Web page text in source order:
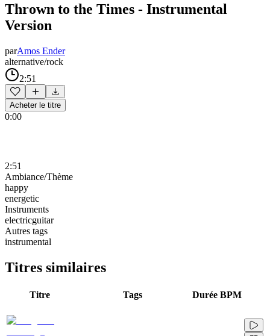
Thrown to the Times - Instrumental
Version
parAmos Ender
alternative/rock
2:51
Acheter le titre
0:00
2:51
Ambiance/Thème
happy
energetic
Instruments
electricguitar
Autres tags
instrumental
Titres similaires
Titre Tags Durée BPM